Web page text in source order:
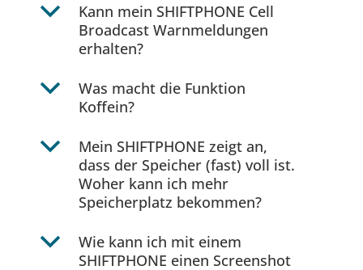
b
Kann mein SHIFTPHONE Cell
Broadcast Warnmeldungen
erhalten?
b
Was macht die Funktion
Koffein?
b
Mein SHIFTPHONE zeigt an,
dass der Speicher (fast) voll ist.
Woher kann ich mehr
Speicherplatz bekommen?
b
Wie kann ich mit einem
SHIFTPHONE einen Screenshot